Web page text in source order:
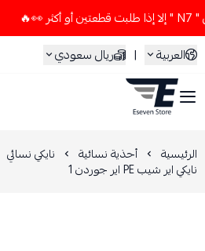
العربية
| ريال سعودي
ESEVEN STORE
الرئيسية أحذية نسائية نايكي نسائي
نايكي اير شيب PE اير جوردن 1